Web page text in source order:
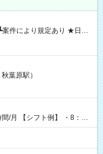
に現金GET♪ お仕事後はコ
試用期間】試
葉原駅）
8：00